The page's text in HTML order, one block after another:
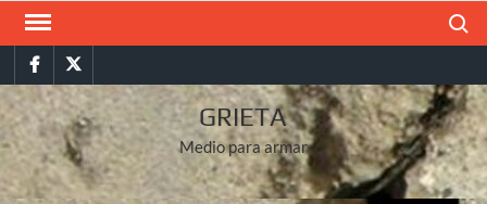
Saltar
contenidoFacebookTwitter
GRIETA
Medio para armar